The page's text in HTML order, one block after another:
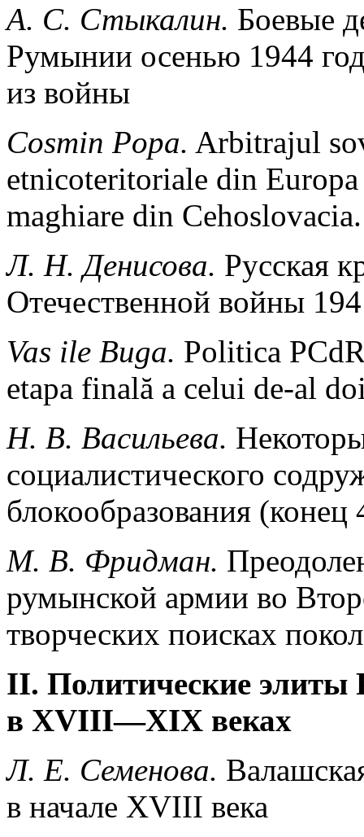
А. С. Стыкалин. Боевые
Румынии осенью 1944
из войны
Cosmin Popa. Arbitrajul
etnicoteritoriale din
maghiare din
Л. Н. Денисова. Русская
Отечественной войны
Vas ile Buga. Politica
etapa finală a celui de-al
H. В. Васильева.
социалистического
блокообразования
М. В. Фридман.
румынской армии во
творческих поисках
II. Политические элиты
в XVIII—XIX веках
Л. Е. Семенова.
в начале XVIII века